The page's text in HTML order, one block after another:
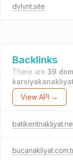
dvlvnt.site
Backlinks
There are 39
View API →